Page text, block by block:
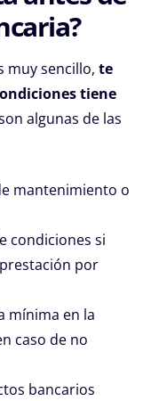
muy sencillo, te
tiene
algunas de las
mantenimiento o
condiciones si
por
mínima en la
caso de no
bancarios